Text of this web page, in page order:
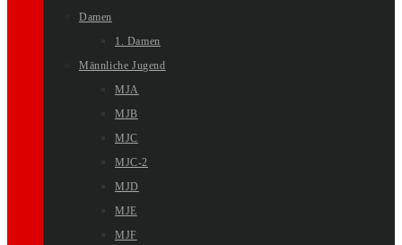
Damen
1. Damen
Männliche Jugend
MJA
MJB
MJC
MJC-2
MJD
MJE
MJF